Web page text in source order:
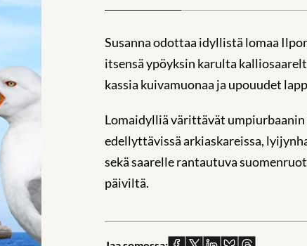
Susanna odottaa idyllistä lomaa
itsensä ypöyksin karulta
kassia kuivamuonaa ja upouudet
Lomaidylliä värittävät
edellyttävissä arkiaskareissa,
sekä saarelle rantautuva
päiviltä.